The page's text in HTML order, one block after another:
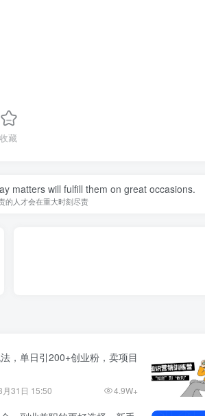
收藏
matters will fulfill them on great occasions.
的人才会在重大时刻尽责
，单日引200+创业粉，卖项目
31日 15:50 4.9W+